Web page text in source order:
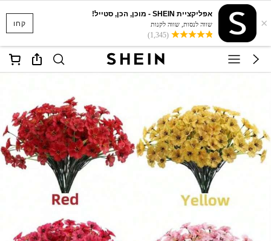
קחו ×
אפליקציית SHEIN - מוכן, הכן, סטייל!
שווה לנסות, שווה לקנות
(1,345)